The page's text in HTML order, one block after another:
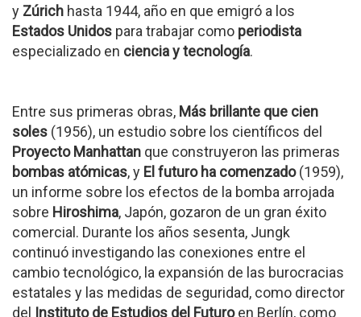
y Zúrich hasta 1944, año en que emigró a los
Estados Unidos para trabajar como periodista
especializado en ciencia y tecnología.
Entre sus primeras obras, Más brillante que cien
soles (1956), un estudio sobre los científicos del
Proyecto Manhattan que construyeron las primeras
bombas atómicas, y El futuro ha comenzado(1959),
un informe sobre los efectos de la bomba arrojada
sobre Hiroshima, Japón, gozaron de un gran éxito
comercial. Durante los años sesenta, Jungk
continuó investigando las conexiones entre el
cambio tecnológico, la expansión de las burocracias
estatales y las medidas de seguridad, como director
del Instituto de Estudios del Futuroen Berlín, como